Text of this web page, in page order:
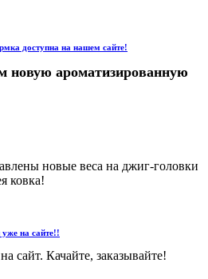
доступна на нашем сайте!
новую ароматизированную
новые веса на джиг-головки
ковка!
на сайте!!
сайт. Качайте, заказывайте!